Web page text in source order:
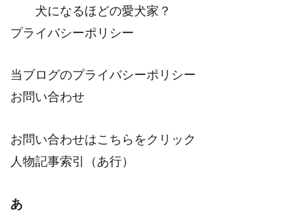
犬になるほどの愛犬家？
プライバシーポリシー
当ブログのプライバシーポリシー
お問い合わせ
お問い合わせはこちらをクリック
人物記事索引（あ行）
あ